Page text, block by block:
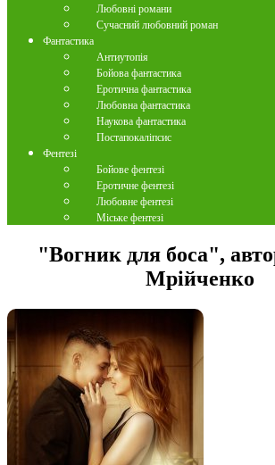
Любовні романи
Сучасний любовний роман
Фантастика
Антиутопія
Бойова фантастика
Еротична фантастика
Любовна фантастика
Наукова фантастика
Постапокаліпсис
Фентезі
Бойове фентезі
Еротичне фентезі
Любовне фентезі
Міське фентезі
"Вогник для боса",
Мрійченко